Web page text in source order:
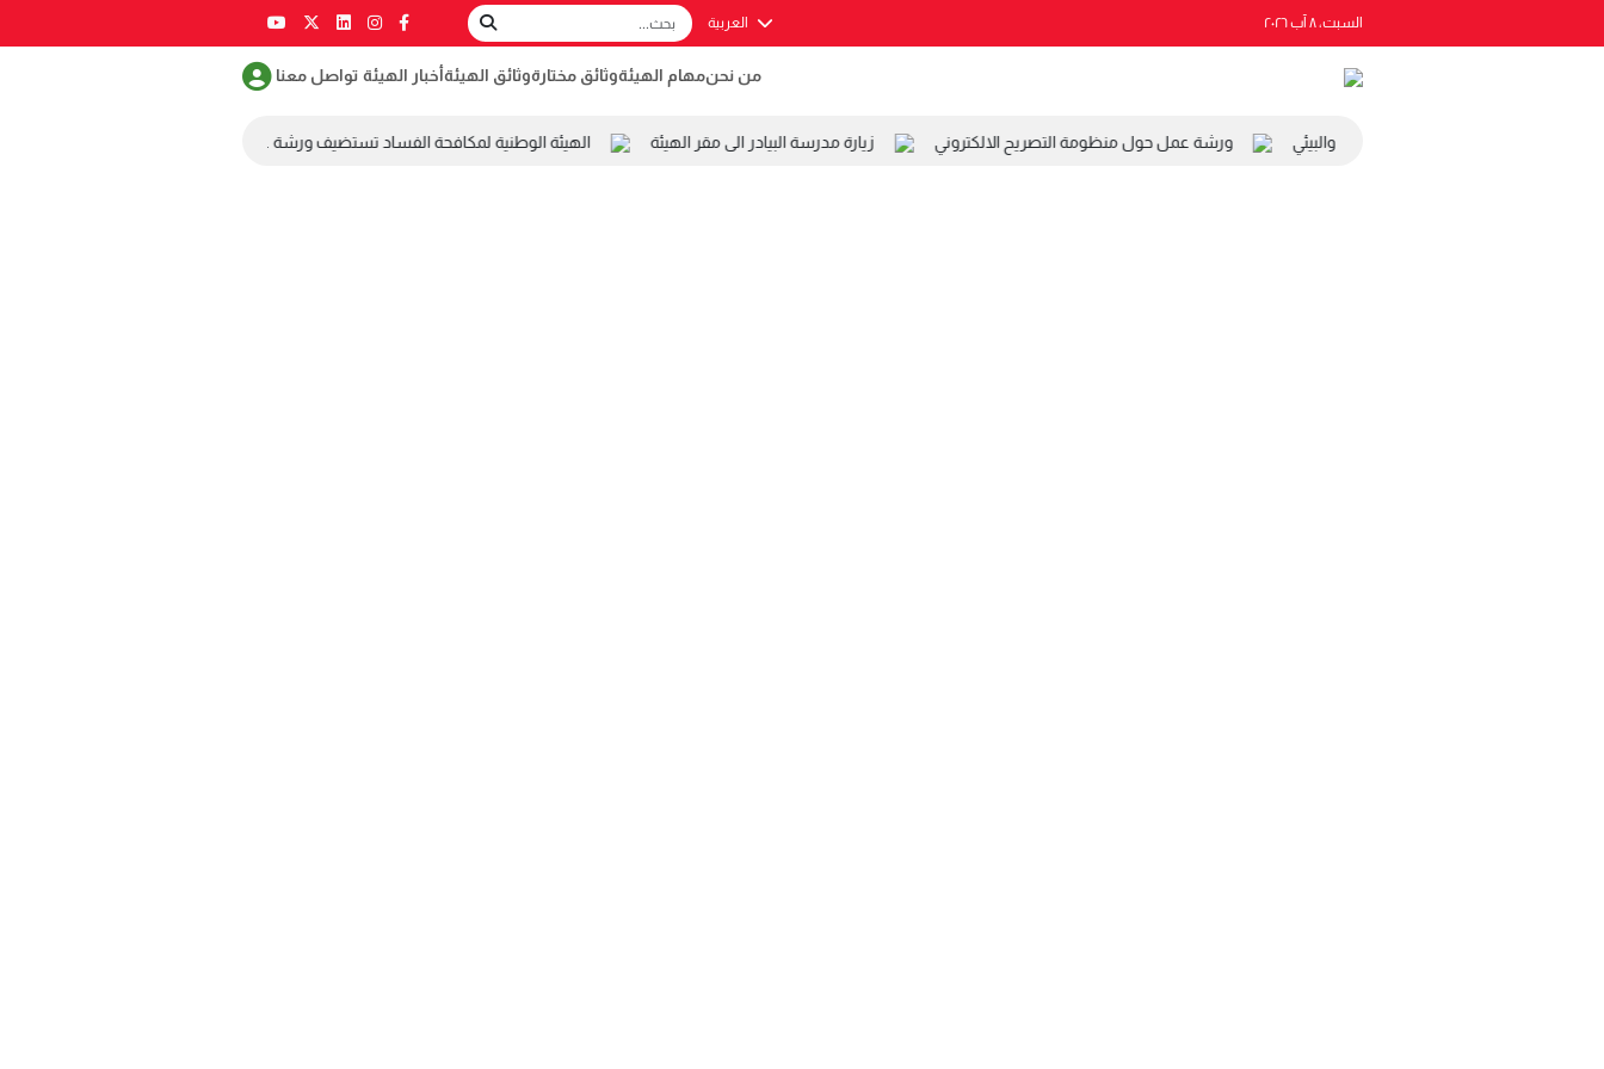
السبت، ٨ آب ٢٠٢٦ العربية
من نحنمهام الهيئةوثائق مختارةوثائق الهيئةأخبار الهيئة تواصل معنا
رئيس المجلس الاقتصادي والاجتماعي والبيئي ورشة عمل حول منظومة التصريح الالكتروني زيارة مدرسة البيادر الى مقر الهيئة الهيئة الوطنية لمكافحة الفساد تستضيف ورشة عمل ضمن مسابقة طلابية لمكافحة